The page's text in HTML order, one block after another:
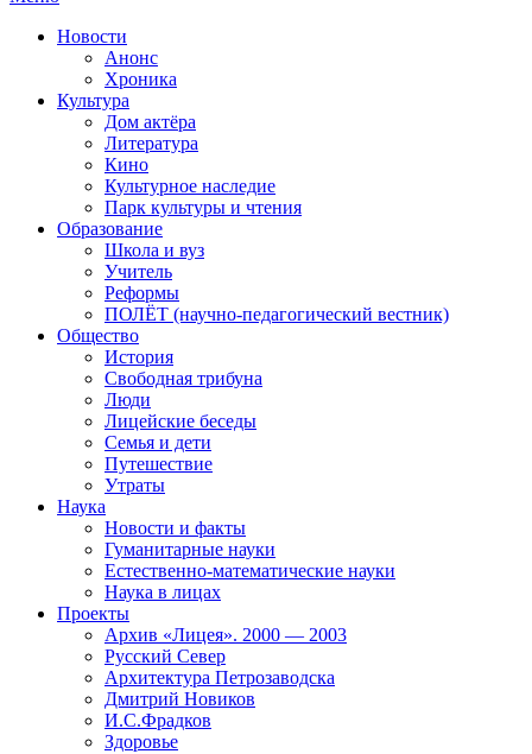
Новости
Анонс
Хроника
Культура
Дом актёра
Литература
Кино
Культурное наследие
Парк культуры и чтения
Образование
Школа и вуз
Учитель
Реформы
ПОЛЁТ (научно-педагогический вестник)
Общество
История
Свободная трибуна
Люди
Лицейские беседы
Семья и дети
Путешествие
Утраты
Наука
Новости и факты
Гуманитарные науки
Естественно-математические науки
Наука в лицах
Проекты
Архив «Лицея». 2000 — 2003
Русский Север
Архитектура Петрозаводска
Дмитрий Новиков
И.С.Фрадков
Здоровье